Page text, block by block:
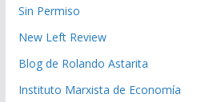
Sin Permiso
New Left Review
Blog de Rolando Astarita
Instituto Marxista de Economía